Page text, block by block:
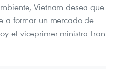
Vietnam desea que
a formar un mercado de
el viceprimer ministro Tran